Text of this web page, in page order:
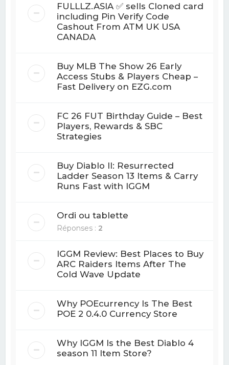
FULLLZ.ASIA ✅ sells Cloned card
including Pin Verify Code
Cashout From ATM UK USA
CANADA
Buy MLB The Show 26 Early
Access Stubs & Players Cheap –
Fast Delivery on EZG.com
FC 26 FUT Birthday Guide – Best
Players, Rewards & SBC
Strategies
Buy Diablo II: Resurrected
Ladder Season 13 Items & Carry
Runs Fast with IGGM
Ordi ou tablette
Réponses : 2
IGGM Review: Best Places to Buy
ARC Raiders Items After The
Cold Wave Update
Why POEcurrency Is The Best
POE 2 0.4.0 Currency Store
Why IGGM Is the Best Diablo 4
season 11 Item Store?